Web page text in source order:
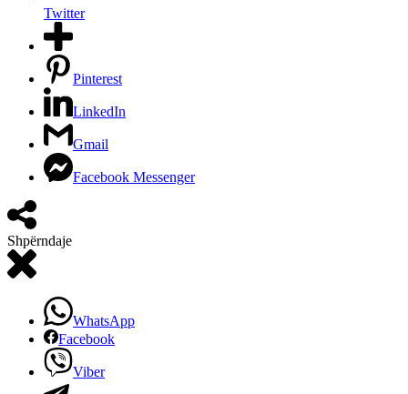
Twitter
Pinterest
LinkedIn
Gmail
Facebook Messenger
Shpërndaje
WhatsApp
Facebook
Viber